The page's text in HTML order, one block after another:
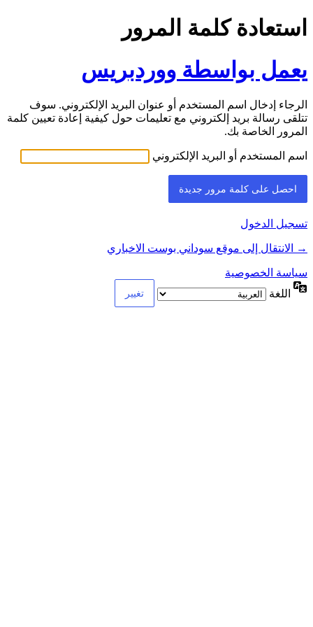
استعادة كلمة المرور
يعمل بواسطة ووردبريس
الرجاء إدخال اسم المستخدم أو عنوان البريد الإلكتروني. سوف
تتلقى رسالة بريد إلكتروني مع تعليمات حول كيفية إعادة تعيين كلمة
المرور الخاصة بك.
اسم المستخدم أو البريد الإلكتروني
تسجيل الدخول
→ الانتقال إلى موقع سوداني بوست الاخباري
سياسة الخصوصية
اللغة